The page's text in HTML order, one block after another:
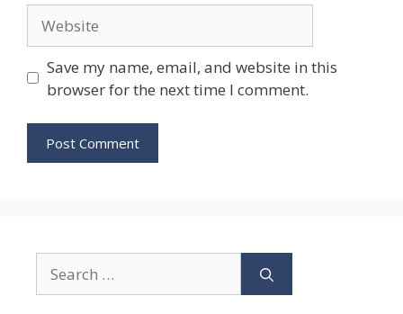
Save my name, email, and website in this
browser for the next time I comment.
for: